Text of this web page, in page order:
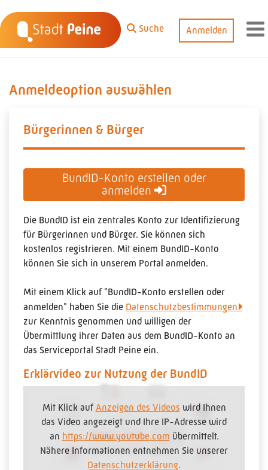
Zum Hauptinhalt springen
Suche Anmelden
Anmeldeoption auswählen
Bürgerinnen & Bürger
BundID-Konto erstellen oder
anmelden
Die BundID ist ein zentrales Konto zur Identifizierung
für Bürgerinnen und Bürger. Sie können sich
kostenlos registrieren. Mit einem BundID-Konto
können Sie sich in unserem Portal anmelden.
Mit einem Klick auf "BundID-Konto erstellen oder
anmelden" haben Sie die Datenschutzbestimmungen
zur Kenntnis genommen und willigen der
Übermittlung ihrer Daten aus dem BundID-Konto an
das Serviceportal Stadt Peine ein.
Erklärvideo zur Nutzung der BundID
Mit Klick aufAnzeigen des Videos wird Ihnen
das Video angezeigt und Ihre IP-Adresse wird
an https://www.youtube.com übermittelt.
Nähere Informationen entnehmen Sie unserer
Datenschutzerklärung.